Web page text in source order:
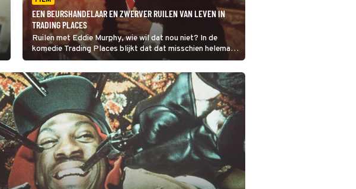
EEN BEURSHANDELAAR EN ZWERVER RUILEN VAN LEVEN IN
TRADING PLACES
Ruilen met Eddie Murphy, wie wil dat nou niet? In de
komedie Trading Places blijkt dat dat misschien helemaal
niet zo'n goed idee is.